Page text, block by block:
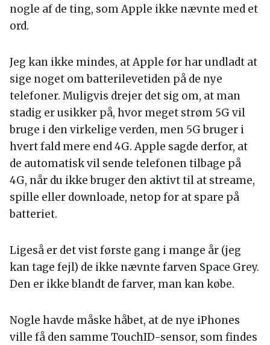
nogle af de ting, som Apple ikke nævnte med et
ord.
Jeg kan ikke mindes, at Apple før har undladt at
sige noget om batterilevetiden på de nye
telefoner. Muligvis drejer det sig om, at man
stadig er usikker på, hvor meget strøm 5G vil
bruge i den virkelige verden, men 5G bruger i
hvert fald mere end 4G. Apple sagde derfor, at
de automatisk vil sende telefonen tilbage på
4G, når du ikke bruger den aktivt til at streame,
spille eller downloade, netop for at spare på
batteriet.
Ligeså er det vist første gang i mange år (jeg
kan tage fejl) de ikke nævnte farven Space Grey.
Den er ikke blandt de farver, man kan købe.
Nogle havde måske håbet, at de nye iPhones
ville få den samme TouchID-sensor, som findes